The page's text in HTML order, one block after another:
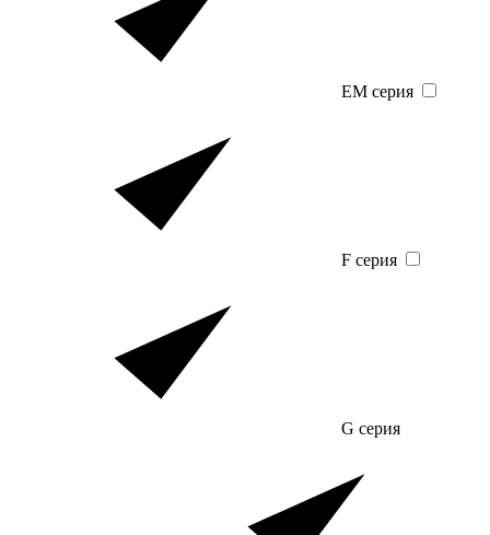
EM серия
F серия
G серия